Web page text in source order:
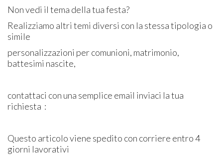
Non vedi il tema della tua festa?
Realizziamo altri temi diversi con la stessa tipologia o
simile
personalizzazioni per comunioni, matrimonio,
battesimi nascite,
contattaci con una semplice email inviaci la tua
richiesta :
Questo articolo viene spedito con corriere entro 4
giorni lavorativi